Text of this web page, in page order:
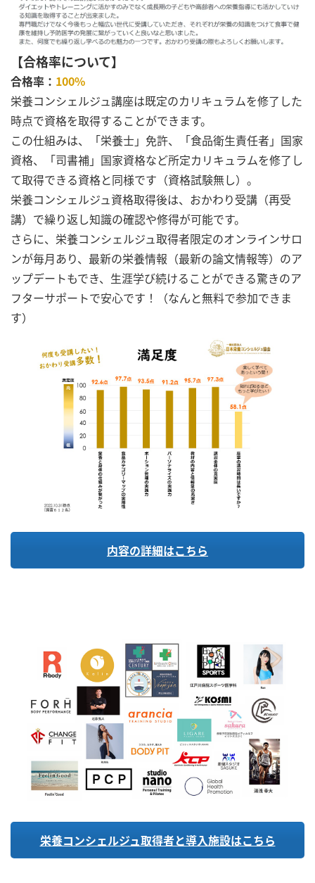
【合格率について】
合格率： 100%
栄養コンシェルジュ講座は既定のカリキュラムを修了した
時点で資格を取得することができます。
この仕組みは、「栄養士」免許、「食品衛生責任者」国家
資格、「司書補」国家資格など所定カリキュラムを修了し
て取得できる資格と同様です（資格試験無し）。
栄養コンシェルジュ資格取得後は、おかわり受講（再受
講）で繰り返し知識の確認や修得が可能です。
さらに、栄養コンシェルジュ取得者限定のオンラインサロ
ンが毎月あり、最新の栄養情報（最新の論文情報等）のア
ップデートもでき、生涯学び続けることができる驚きのア
フターサポートで安心です！（なんと無料で参加できま
す）
内容の詳細はこちら
栄養コンシェルジュ取得者と導入施設はこちら